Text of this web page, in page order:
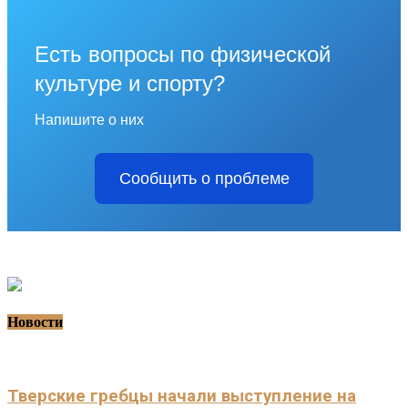
Есть вопросы по физической
культуре и спорту?
Напишите о них
Сообщить о проблеме
Новости
Тверские гребцы начали выступление на